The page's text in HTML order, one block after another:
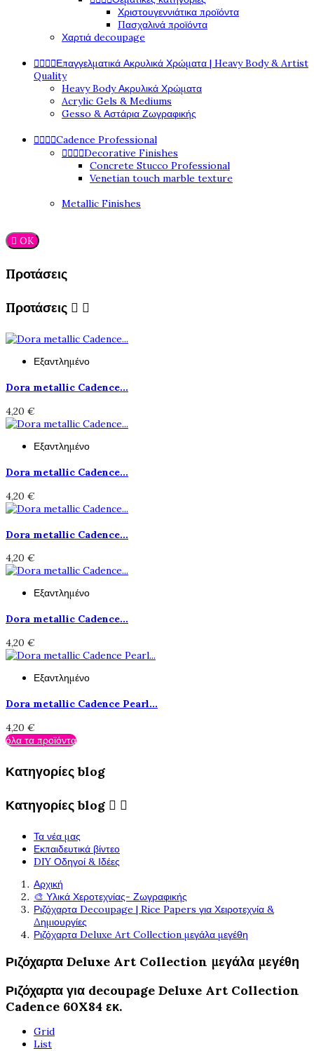
Χριστουγεννιάτικα προϊόντα
Πασχαλινά προϊόντα
Χαρτιά decoupage
Επαγγελματικά Ακρυλικά Χρώματα | Heavy Body & Artist
Quality
Heavy Body Ακρυλικά Χρώματα
Acrylic Gels & Mediums
Gesso & Αστάρια Ζωγραφικής
Cadence Professional
Decorative Finishes
Concrete Stucco Professional
Venetian touch marble texture
Metallic Finishes
 OK
Προτάσεις
Προτάσεις  
Εξαντλημένο
Dora metallic Cadence...
4,20 €
Εξαντλημένο
Dora metallic Cadence...
4,20 €
Dora metallic Cadence...
4,20 €
Εξαντλημένο
Dora metallic Cadence...
4,20 €
Εξαντλημένο
Dora metallic Cadence Pearl...
4,20 €
όλα τα προϊόντα
Κατηγορίες blog
Κατηγορίες blog  
Τα νέα μας
Εκπαιδευτικά βίντεο
DIY Οδηγοί & Ιδέες
Αρχική
🎨 Υλικά Χεροτεχνίας- Ζωγραφικής
Ριζόχαρτα Decoupage | Rice Papers για Χειροτεχνία &
Δημιουργίες
Ριζόχαρτα Deluxe Art Collection μεγάλα μεγέθη
Ριζόχαρτα Deluxe Art Collection μεγάλα μεγέθη
Ριζόχαρτα για decoupage Deluxe Art Collection
Cadence 60X84 εκ.
Grid
List